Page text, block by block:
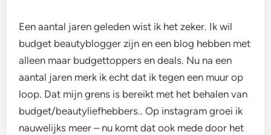
Een aantal jaren geleden wist ik het zeker. Ik wil
budget beautyblogger zijn en een blog hebben met
alleen maar budgettoppers en deals. Nu na een
aantal jaren merk ik echt dat ik tegen een muur op
loop. Dat mijn grens is bereikt met het behalen van
budget/beautyliefhebbers.. Op instagram groei ik
nauwelijks meer – nu komt dat ook mede door het